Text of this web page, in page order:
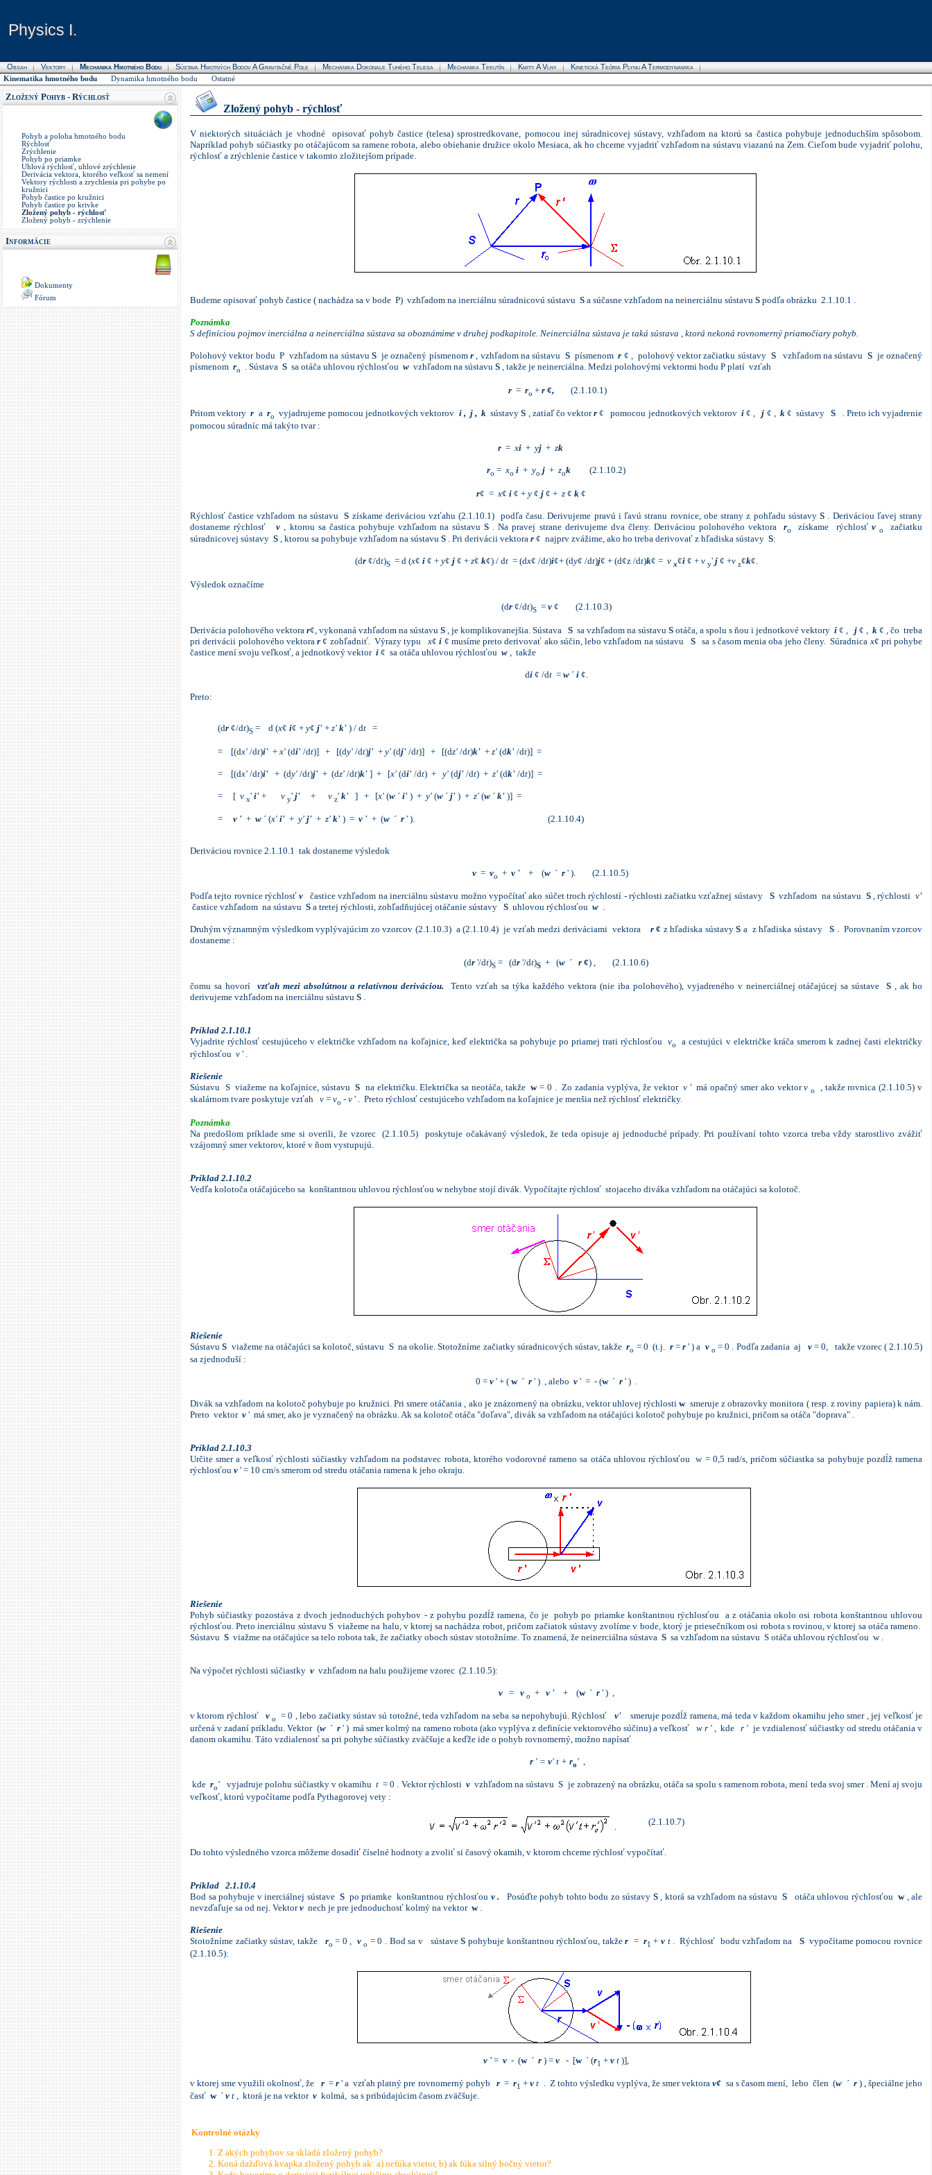
Physics I.
Physics I.
Obsah Vektory Mechanika Hmotného Bodu Sústava Hmotných Bodov A Gravitačné Pole Mechanika Dokonale Tuhého Telesa Mechanika Tekutín Kmity A Vlny Kinetická Teória Plynu A Termodynamika
Kinematika hmotného bodu Dynamika hmotného bodu Ostatné
Zložený Pohyb - Rýchlosť
Pohyb a poloha hmotného bodu
Rýchlosť
Zrýchlenie
Pohyb po priamke
Uhlová rýchlosť, uhlové zrýchlenie
Derivácia vektora, ktorého veľkosť sa nemení
Vektory rýchlosti a zrychlenia pri pohybe po
kružnici
Pohyb častice po kružnici
Pohyb častice po krivke
Zložený pohyb - rýchlosť
Zložený pohyb - zrýchlenie
Informácie
Dokumenty
Fórum
Zložený pohyb - rýchlosť
V niektorých situáciách je vhodné
opisovať pohyb častice (telesa) sprostredkovane, pomocou inej súradnicovej sústavy, vzhľadom na ktorú sa častica pohybuje jednoduchším spôsobom.
Napríklad pohyb súčiastky po otáčajúcom sa ramene robota, alebo obiehanie družice okolo Mesiaca, ak ho chceme vyjadriť vzhľadom na sústavu viazanú na Zem. Cieľom bude vyjadriť polohu,
rýchlosť a zrýchlenie častice v takomto zložitejšom prípade.
Budeme opisovať pohyb častice ( nachádza sa v bode P) vzhľadom na inerciálnu súradnicovú sústavu S a súčasne vzhľadom na neinerciálnu sústavu S podľa obrázku 2.1.10.1 .
Poznámka
S definíciou pojmov inerciálna a neinerciálna sústava sa oboznámime v druhej podkapitole. Neinerciálna sústava je taká sústava , ktorá nekoná rovnomerný priamočiary pohyb.
Polohový vektor bodu P vzhľadom na sústavuS je označený písmenom r, vzhľadom na sústavu S písmenomr ¢ , polohový vektor začiatku sústavy S vzhľadom na sústavuS je označený
písmenom ro . Sústava S sa otáča uhlovou rýchlosťou w vzhľadom na sústavu S , takže je neinerciálna. Medzi polohovými vektormi bodu P platí vzťah
r = ro + r ¢, (2.1.10.1)
Pritom vektoryr a ro vyjadrujeme pomocou jednotkových vektorov i , j , k sústavyS , zatiaľ čo vektorr¢ pomocou jednotkových vektorov i¢ , j ¢ ,k¢ sústavy S
. Preto ich vyjadrenie
pomocou súradníc má takýto tvar :
r = xi + yj+ zk
ro = xo i + yo j + zok (2.1.10.2)
r¢ = x¢ i ¢ + y ¢ j ¢ + z ¢ k ¢
Rýchlosť častice vzhľadom na sústavuS získame deriváciou vzťahu (2.1.10.1) podľa času. Derivujeme pravú i ľavú stranu rovnice, obe strany z pohľadu sústavyS . Deriváciou ľavej strany
dostaneme rýchlosťv , ktorou sa častica pohybuje vzhľadom na sústavuS . Na pravej strane derivujeme dva členy. Deriváciou polohového vektoraro získame rýchlosť vo
začiatku
súradnicovej sústavy S , ktorou sa pohybuje vzhľadom na sústavu S . Pri derivácii vektora r ¢ najprv zvážime, ako ho treba derivovať z hľadiska sústavy S:
(dr ¢/dt)S = d (x¢ i ¢ + y¢ j ¢ + z¢ k¢) / dt= (dx¢ /dt)i¢+ (dy¢ /dt)j¢ + (d¢z /dt)k¢ = v x¢i ¢ + vy' j ¢ +vz¢k¢.
Výsledok označíme
(dr ¢/dt)S = v ¢ (2.1.10.3)
Derivácia polohového vektora r¢, vykonaná vzhľadom na sústavu S , je komplikovanejšia. Sústava S sa vzhľadom na sústavu S otáča, a spolu s ňou i jednotkové vektory i ¢ , j ¢ k ¢ , čo treba
pri derivácii polohového vektora r¢ zohľadniť. Výrazy typu x¢ i ¢ musíme preto derivovať ako súčin, lebo vzhľadom na sústavu Ssa s časom menia oba jeho členy. Súradnica x¢ pri pohybe
častice mení svoju veľkosť, a jednotkový vektor i ¢ sa otáča uhlovou rýchlosťou w , takže
di ¢ /dt= w´ i ¢.
Preto:
(dr ¢/dt)S = d (x¢ i¢ + y¢ j' + z' k' ) / dt =
= [(dx' /dt)i' + x' (di' /dt)] + [(dy' /dt)j' + y' (dj' /dt)] + [(dz' /dt)k' + z' (dk' /dt)] =
= [(dx' /dt)i' + (dy' /dt)j' + (dz' /dt)k' ] + [x' (di' /dt) + y' (dj' /dt) + z' (dk' /dt)] =
= [ v x' i' + v y' j' + v z' k' ] + [x' (w ´ i' ) + y' (w ´ j' ) + z' (w ´ k' )] =
= v ' + w ´ (x' i' + y' j' + z' k' ) = v ' + (w ´ r ' ). (2.1.10.4)
Deriváciou rovnice 2.1.10.1 tak dostaneme výsledok
v= vo + v '+ (w´ r ' ). (2.1.10.5)
Podľa tejto rovnice rýchlosťv častice vzhľadom na inerciálnu sústavu možno vypočítať ako súčet troch rýchlostí - rýchlosti začiatku vzťažnej sústavy Svzhľadom na sústavu S, rýchlostiv'
častice vzhľadom na sústavu S a tretej rýchlosti, zohľadňujúcej otáčanie sústavy S uhlovou rýchlosťou w .
Druhým významným výsledkom vyplývajúcim zo vzorcov (2.1.10.3) a (2.1.10.4) je vzťah medzi deriváciami vektora r¢ z hľadiska sústavyS a z hľadiska sústavy S . Porovnaním vzorcov
dostaneme :
(dr '/dt)S = (dr '/dt)S + (w ´ r ¢) , (2.1.10.6)
čomu sa hovorí vzťah mezi absolútnou a relatívnou deriváciou. Tento vzťah sa týka každého vektora (nie iba polohového), vyjadreného v neinerciálnej otáčajúcej sa sústave S
, ak ho
derivujeme vzhľadom na inerciálnu sústavu S
Príklad 2.1.10.1
Vyjadrite rýchlosť cestujúceho v električke vzhľadom na koľajnice, keď električka sa pohybuje po priamej trati rýchlosťouvo
a cestujúci v električke kráča smerom k zadnej časti električky
rýchlosťou v ' .
Riešenie
Sústavu S viažeme na koľajnice, sústavuS na električku. Električka sa neotáča, takžew= 0 . Zo zadania vyplýva, že vektor v ' má opačný smer ako vektorv o
, takže rovnica (2.1.10.5) v
skalárnom tvare poskytuje vzťah v = vo - v ' . Preto rýchlosť cestujúceho vzhľadom na koľajnice je menšia než rýchlosť električky.
Poznámka
Na predošlom príklade sme si overili, že vzorec (2.1.10.5) poskytuje očakávaný výsledok, že teda opisuje aj jednoduché prípady. Pri používaní tohto vzorca treba vždy starostlivo zvážiť
vzájomný smer vektorov, ktoré v ňom vystupujú.
Príklad 2.1.10.2
Vedľa kolotoča otáčajúceho sa konštantnou uhlovou rýchlosťou w nehybne stojí divák. Vypočítajte rýchlosť stojaceho diváka vzhľadom na otáčajúci sa kolotoč.
Riešenie
SústavuS viažeme na otáčajúci sa kolotoč, sústavu S na okolie. Stotožníme začiatky súradnicových sústav, takžero = 0 (t.j. r= r' ) a v o = 0 . Podľa zadania aj v= 0, takže vzorec ( 2.1.10.5)
sa zjednoduší :
0 = v' + ( w´ r' ) , alebo v' = - (w´ r' ) .
Divák sa vzhľadom na kolotoč pohybuje po kružnici. Pri smere otáčania , ako je znázornený na obrázku, vektor uhlovej rýchlostiwsmeruje z obrazovky monitora ( resp. z roviny papiera) k nám.
Preto vektor v ' má smer, ako je vyznačený na obrázku. Ak sa kolotoč otáča "doľava", divák sa vzhľadom na otáčajúci kolotoč pohybuje po kružnici, pričom sa otáča "doprava" .
Príklad 2.1.10.3
Určite smer a veľkosť rýchlosti súčiastky vzhľadom na podstavec robota, ktorého vodorovné rameno sa otáča uhlovou rýchlosťou w = 0,5 rad/s, pričom súčiastka sa pohybuje pozdĺž ramena
rýchlosťou v ' = 10 cm/s smerom od stredu otáčania ramena k jeho okraju.
Riešenie
Pohyb súčiastky pozostáva z dvoch jednoduchých pohybov - z pohybu pozdĺž ramena, čo je pohyb po priamke konštantnou rýchlosťou a z otáčania okolo osi robota konštantnou uhlovou
rýchlosťou. Preto inerciálnu sústavu S viažeme na halu, v ktorej sa nachádza robot, pričom začiatok sústavy zvolíme v bode, ktorý je priesečníkom osi robota s rovinou, v ktorej sa otáča rameno.
Sústavu S viažme na otáčajúce sa telo robota tak, že začiatky oboch sústav stotožníme. To znamená, že neinerciálna sústava S sa vzhľadom na sústavu S otáča uhlovou rýchlosťou w .
Na výpočet rýchlosti súčiastky v vzhľadom na halu použijeme vzorec (2.1.10.5):
v= v o + v '+ (w´ r ' ) ,
v ktorom rýchlosť v o = 0 , lebo začiatky sústav sú totožné, teda vzhľadom na seba sa nepohybujú. Rýchlosť v'smeruje pozdĺž ramena, má teda v každom okamihu jeho smer , jej veľkosť je
určená v zadaní príkladu. Vektor (w´ r ' ) má smer kolmý na rameno robota (ako vyplýva z definície vektorového súčinu) a veľkosť wr ', kder ' je vzdialenosť súčiastky od stredu otáčania v
danom okamihu. Táto vzdialenosť sa pri pohybe súčiastky zväčšuje a keďže ide o pohyb rovnomerný, možno napísať
r' = v' t + ro'
kde ro' vyjadruje polohu súčiastky v okamihu t = 0 . Vektor rýchlosti vvzhľadom na sústavu S je zobrazený na obrázku, otáča sa spolu s ramenom robota, mení teda svoj smer . Mení aj svoju
veľkosť, ktorú vypočítame podľa Pythagorovej vety :
(2.1.10.7)
Do tohto výsledného vzorca môžeme dosadiť číselné hodnoty a zvoliť si časový okamih, v ktorom chceme rýchlosť vypočítať.
Príklad 2.1.10.4
Bod sa pohybuje v inerciálnej sústave S po priamke konštantnou rýchlosťou v. Posúďte pohyb tohto bodu zo sústavy S, ktorá sa vzhľadom na sústavuS otáča uhlovou rýchlosťou w , ale
nevzďaľuje sa od nej. Vektorv nech je pre jednoduchosť kolmý na vektor w.
Riešenie
Stotožníme začiatky sústav, takže ro = 0 , vo = 0 . Bod sa v sústaveS pohybuje konštantnou rýchlosťou, takžer = r1 + vt. Rýchlosť bodu vzhľadom na Svypočítame pomocou rovnice
(2.1.10.5):
v ’ = v - (w´ r ) = v - [w´ (r1 + v t )],
v ktorej sme využili okolnosť, že r = r' a vzťah platný pre rovnomerný pohyb r=r1 +v t . Z tohto výsledku vyplýva, že smer vektorav¢ sa s časom mení, lebo člen (w ´ r) , špeciálne jeho
časť w´ v t , ktorá je na vektor v kolmá, sa s pribúdajúcim časom zväčšuje.
Kontrolné otázky
­­­­­­­­­­­­­­­­­Z akých pohybov sa skladá zložený pohyb?
Koná dažďová kvapka zložený pohyb ak: a) nefúka vietor, b) ak fúka silný bočný vietor?